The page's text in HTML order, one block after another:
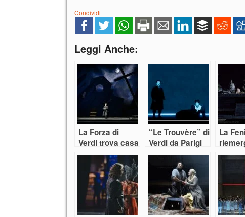
Condividi
Leggi Anche:
La Forza di
Verdi trova casa
al Regio di
Parma
“Le Trouvère” di
Verdi da Parigi
fa ritorno a
La
acque